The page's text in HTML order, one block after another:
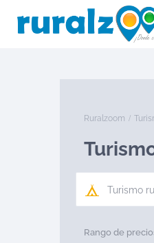
Ruralzoom
Turismo
Rango de